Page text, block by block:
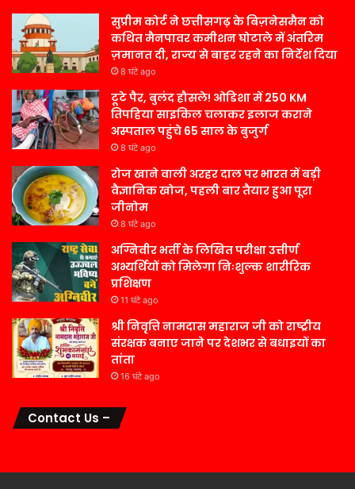
सुप्रीम कोर्ट ने छत्तीसगढ़ के बिज़नेसमैन को
कथित मैनपावर कमीशन घोटाले में अंतरिम
ज़मानत दी, राज्य से बाहर रहने का निर्देश दिया
8 घंटे ago
टूटे पैर, बुलंद हौसले! ओडिशा में 250 KM
तिपहिया साइकिल चलाकर इलाज कराने
अस्पताल पहुंचे 65 साल के बुजुर्ग
8 घंटे ago
रोज खाने वाली अरहर दाल पर भारत में बड़ी
वैज्ञानिक खोज, पहली बार तैयार हुआ पूरा
जीनोम
8 घंटे ago
अग्निवीर भर्ती के लिखित परीक्षा उत्तीर्ण
अभ्यर्थियों को मिलेगा निःशुल्क शारीरिक
प्रशिक्षण
11 घंटे ago
श्री निवृत्ति नामदास महाराज जी को राष्ट्रीय
संरक्षक बनाए जाने पर देशभर से बधाइयों का
तांता
16 घंटे ago
Contact Us –